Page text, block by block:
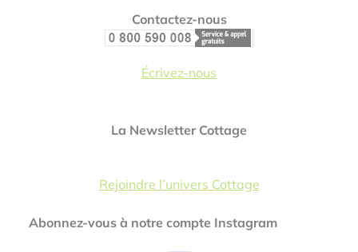
Contactez-nous
Écrivez-nous
La Newsletter Cottage
Rejoindre l’univers Cottage
Abonnez-vous à notre compte Instagram